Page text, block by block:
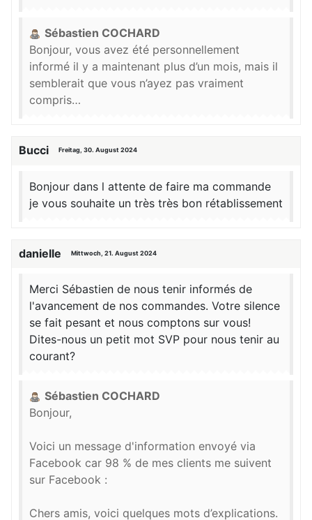
Sébastien COCHARD
Bonjour, vous avez été personnellement
informé il y a maintenant plus d’un mois, mais il
semblerait que vous n’ayez pas vraiment
compris…
Bucci Freitag, 30. August 2024
Bonjour dans l attente de faire ma commande
je vous souhaite un très très bon rétablissement
danielle Mittwoch, 21. August 2024
Merci Sébastien de nous tenir informés de
l'avancement de nos commandes. Votre silence
se fait pesant et nous comptons sur vous!
Dites-nous un petit mot SVP pour nous tenir au
courant?
Sébastien COCHARD
Bonjour,
Voici un message d'information envoyé via
Facebook car 98 % de mes clients me suivent
sur Facebook :
Chers amis, voici quelques mots d’explications.